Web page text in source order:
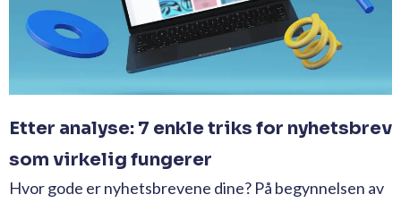
Etter analyse: 7 enkle triks for nyhetsbrev
som virkelig fungerer
Hvor gode er nyhetsbrevene dine? På begynnelsen av